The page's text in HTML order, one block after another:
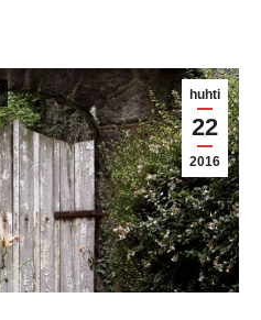
huhti
22
2016